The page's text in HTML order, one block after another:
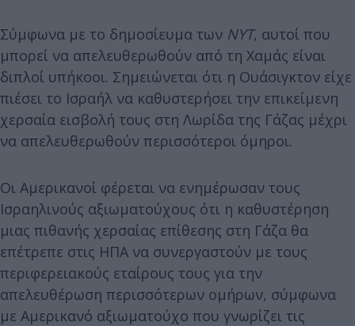
Σύμφωνα με το δημοσίευμα των NYT, αυτοί που
μπορεί να απελευθερωθούν από τη Χαμάς είναι
διπλοί υπήκοοι. Σημειώνεται ότι η Ουάσιγκτον είχε
πιέσει το Ισραήλ να καθυστερήσει την επικείμενη
χερσαία εισβολή τους στη Λωρίδα της Γάζας μέχρι
να απελευθερωθούν περισσότεροι όμηροι.
Οι Αμερικανοί φέρεται να ενημέρωσαν τους
Ισραηλινούς αξιωματούχους ότι η καθυστέρηση
μιας πιθανής χερσαίας επίθεσης στη Γάζα θα
επέτρεπε στις ΗΠΑ να συνεργαστούν με τους
περιφερειακούς εταίρους τους για την
απελευθέρωση περισσότερων ομήρων, σύμφωνα
με Αμερικανό αξιωματούχο που γνωρίζει τις